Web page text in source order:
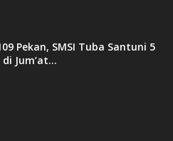
Pekan, SMSI Tuba Santuni 5
Jum’at...